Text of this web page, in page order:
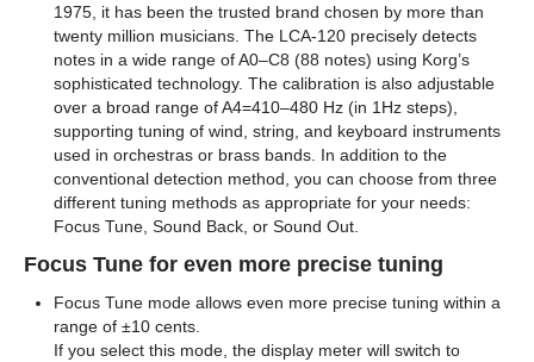
1975, it has been the trusted brand chosen by more than
twenty million musicians. The LCA-120 precisely detects
notes in a wide range of A0–C8 (88 notes) using Korg’s
sophisticated technology. The calibration is also adjustable
over a broad range of A4=410–480 Hz (in 1Hz steps),
supporting tuning of wind, string, and keyboard instruments
used in orchestras or brass bands. In addition to the
conventional detection method, you can choose from three
different tuning methods as appropriate for your needs:
Focus Tune, Sound Back, or Sound Out.
Focus Tune for even more precise tuning
Focus Tune mode allows even more precise tuning within a
range of ±10 cents.
If you select this mode, the display meter will switch to